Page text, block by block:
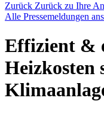
Zurück Zurück zu Ihre
Alle Pressemeldungen
Effizient &
Heizkosten